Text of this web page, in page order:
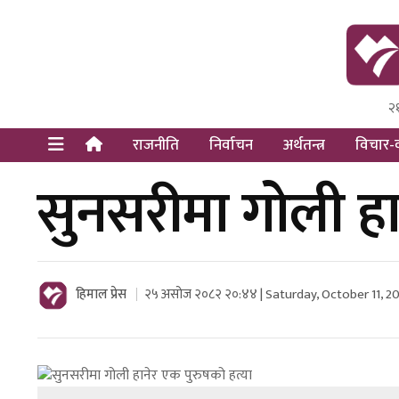
Himal
Dot
राजनीति निर्वाचन अर्थतन्त्र विचार-
सुनसरीमा गोली
हिमाल प्रेस २५ असोज २०८२ २०:४४ | Saturday, October 11,